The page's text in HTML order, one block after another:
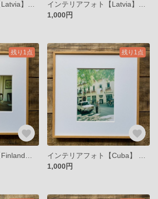
1,000円
残り1点 残り1点
1,000円